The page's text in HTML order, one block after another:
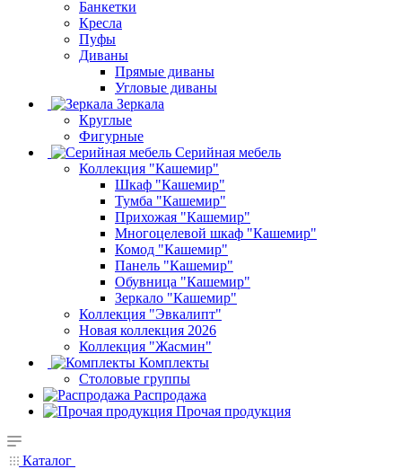
Банкетки
Кресла
Пуфы
Диваны
Прямые диваны
Угловые диваны
Зеркала
Круглые
Фигурные
Серийная мебель
Коллекция "Кашемир"
Шкаф "Кашемир"
Тумба "Кашемир"
Прихожая "Кашемир"
Многоцелевой шкаф "Кашемир"
Комод "Кашемир"
Панель "Кашемир"
Обувница "Кашемир"
Зеркало "Кашемир"
Коллекция "Эвкалипт"
Новая коллекция 2026
Коллекция "Жасмин"
Комплекты
Столовые группы
Распродажа
Прочая продукция
Каталог